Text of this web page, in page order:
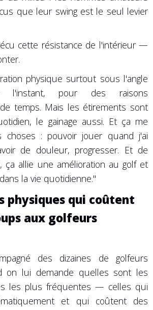
que leur swing est le seul levier
cette résistance de l'intérieur —
physique surtout sous l'angle
l'instant, pour des raisons
temps. Mais les étirements sont
le gainage aussi. Et ça me
choses : pouvoir jouer quand j'ai
de douleur, progresser. Et de
ça allie une amélioration au golf et
la vie quotidienne."
physiques qui coûtent
aux golfeurs
des dizaines de golfeurs
on lui demande quelles sont les
les plus fréquentes — celles qui
et qui coûtent des